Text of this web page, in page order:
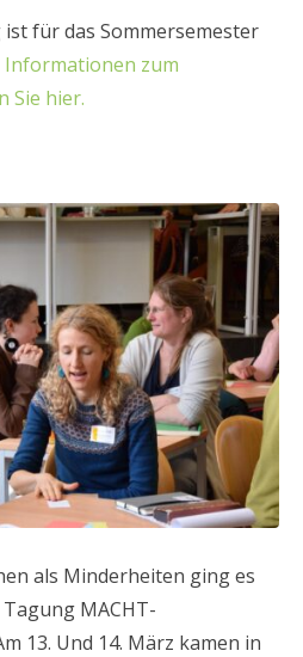
für das Sommersemester
Informationen zum
Sie hier.
als Minderheiten ging es
MACHT-
13. Und 14. März kamen in